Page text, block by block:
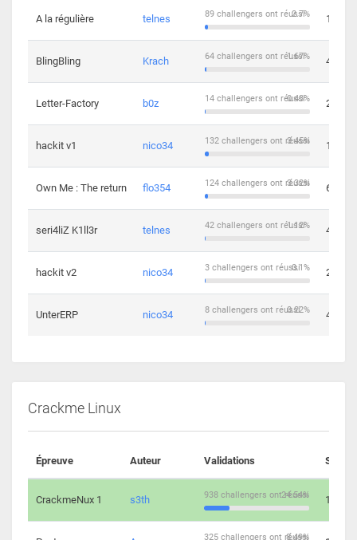
A la régulière telnes 2.7%
89 challengers ont réussi 10
BlingBling Krach 1.67%
64 challengers ont réussi 4
Letter-Factory b0z 0.43%
14 challengers ont réussi 2
hackit v1 nico34 3.45%
132 challengers ont réussi 12
Own Me : The return flo354 3.32%
124 challengers ont réussi 6
seri4liZ K1ll3r telnes 1.12%
42 challengers ont réussi 4
hackit v2 nico34 0.1%
3 challengers ont réussi 2
UnterERP nico34 0.22%
8 challengers ont réussi 4
Crackme Linux
Épreuve Auteur Validations
CrackmeNux 1 s3th 24.54%
938 challengers ont réussi 14
8.49%
325 challengers ont réussi